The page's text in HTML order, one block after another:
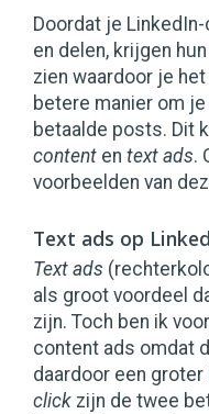
Doordat je
en delen, krijgen
zien waardoor je
betere manier om
betaalde posts. Dit
content en text ads.
voorbeelden van
Text ads op
Text ads
als groot voordeel
zijn. Toch ben ik
content ads omdat
daardoor een groter
click zijn de twee